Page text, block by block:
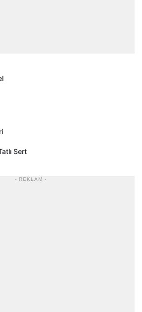
Sert
- REKLAM -